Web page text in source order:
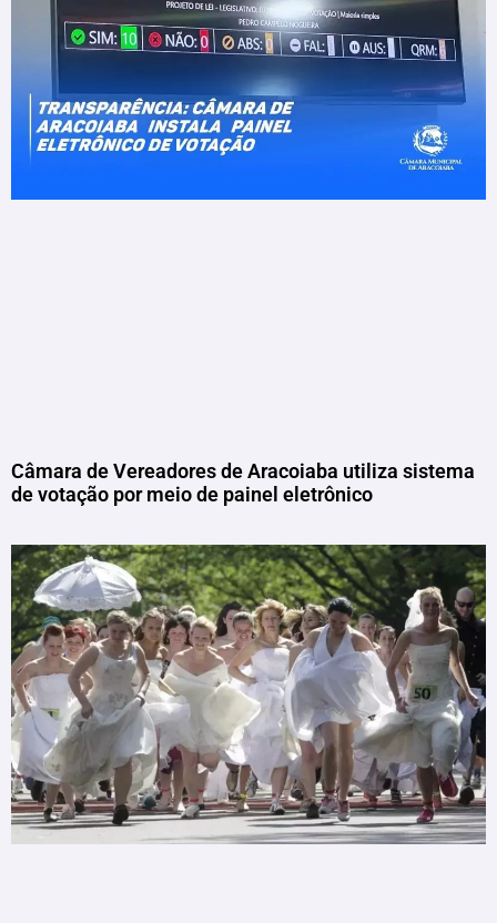
Câmara de Vereadores de Aracoiaba utiliza sistema
de votação por meio de painel eletrônico